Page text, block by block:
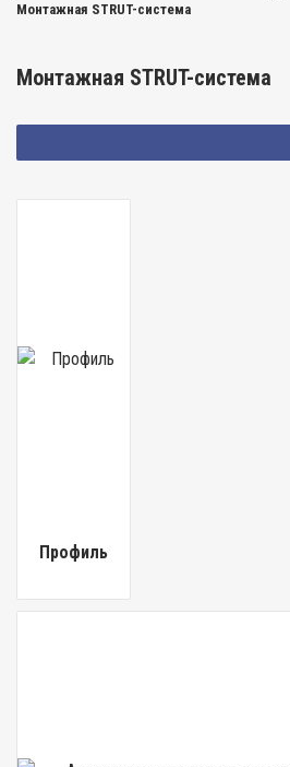
Монтажная STRUT-система
Монтажная STRUT-система
Профиль